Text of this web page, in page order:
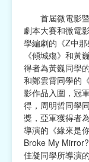
首屆微電影暨
劇本大賽和微電
學編劇的《Z中
《傾城殤》和黃
得者為黃巍同學
和鄭雲霄同學的
影作品入圍，冠
得，周明哲同學
獎，亞軍獲得者
導演的《緣來是
Broke My
佳凝同學所導演